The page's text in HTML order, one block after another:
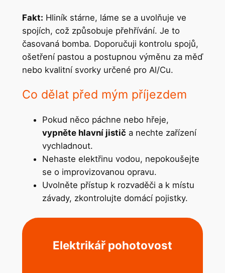
Fakt: Hliník stárne, láme se a uvolňuje ve
spojích, což způsobuje přehřívání. Je to
časovaná bomba. Doporučuji kontrolu spojů,
ošetření pastou a postupnou výměnu za měď
nebo kvalitní svorky určené pro Al/Cu.
Co dělat před mým příjezdem
Pokud něco páchne nebo hřeje,
vypněte hlavní jistič a nechte zařízení
vychladnout.
Nehaste elektřinu vodou, nepokoušejte
se o improvizovanou opravu.
Uvolněte přístup k rozvaděči a k místu
závady, zkontrolujte domácí pojistky.
Elektrikář pohotovost